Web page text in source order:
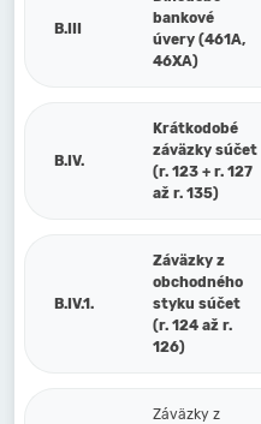
B.III
bankové
úvery (461A,
46XA)
B.IV.
Krátkodobé
záväzky súčet
(r. 123 + r. 127
až r. 135)
B.IV.1.
Záväzky z
obchodného
styku súčet
(r. 124 až r.
126)
Záväzky z